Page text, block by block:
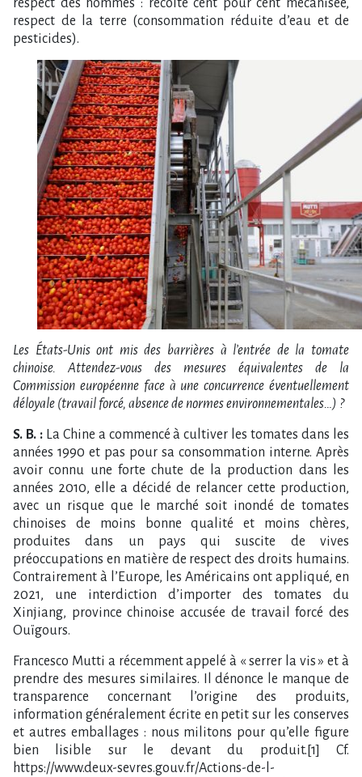
respect des hommes : récolte cent pour cent mécanisée,
respect de la terre (consommation réduite d’eau et de
pesticides).
Les États-Unis ont mis des barrières à l’entrée de la tomate
chinoise. Attendez-vous des mesures équivalentes de la
Commission européenne face à une concurrence éventuellement
déloyale (travail forcé, absence de normes environnementales…) ?
S. B. : La Chine a commencé à cultiver les tomates dans les
années 1990 et pas pour sa consommation interne. Après
avoir connu une forte chute de la production dans les
années 2010, elle a décidé de relancer cette production,
avec un risque que le marché soit inondé de tomates
chinoises de moins bonne qualité et moins chères,
produites dans un pays qui suscite de vives
préoccupations en matière de respect des droits humains.
Contrairement à l’Europe, les Américains ont appliqué, en
2021, une interdiction d’importer des tomates du
Xinjiang, province chinoise accusée de travail forcé des
Ouïgours.
Francesco Mutti a récemment appelé à « serrer la vis » et à
prendre des mesures similaires. Il dénonce le manque de
transparence concernant l’origine des produits,
information généralement écrite en petit sur les conserves
et autres emballages : nous militons pour qu’elle figure
bien lisible sur le devant du produit.[1] Cf.
https://www.deux-sevres.gouv.fr/Actions-de-l-